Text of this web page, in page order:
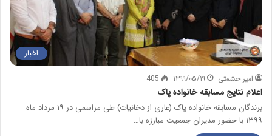
اخبار
امیر حشمتی ۱۳۹۹/۰۵/۱۹ 405
اعلام نتایج مسابقه خانواده پاک
برندگان مسابقه خانواده پاک (عاری از دخانیات) طی مراسمی در ۱۹ مرداد ماه
۱۳۹۹ با حضور مدیران جمعیت مبارزه با…